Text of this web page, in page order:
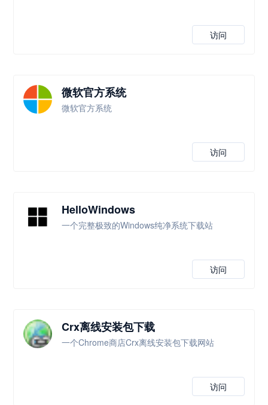
访问
微软官方系统
微软官方系统
访问
HelloWindows
一个完整极致的Windows纯净系统下载站
访问
Crx离线安装包下载
一个Chrome商店Crx离线安装包下载网站
访问